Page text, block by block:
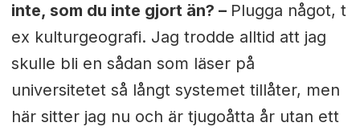
inte, som du inte gjort än? – Plugga något, t
ex kulturgeografi. Jag trodde alltid att jag
skulle bli en sådan som läser på
universitetet så långt systemet tillåter, men
här sitter jag nu och är tjugoåtta år utan ett